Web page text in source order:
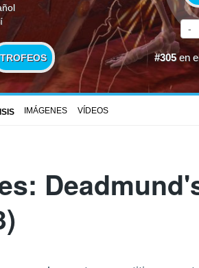
TROFEOS #305en el
IMÁGENES VÍDEOS